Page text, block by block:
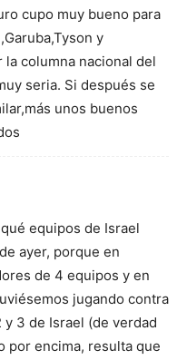
cupo muy bueno para
y
columna nacional del
seria. Si después se
unos buenos
equipos de Israel
ayer, porque en
de 4 equipos y en
jugando contra
3 de Israel (de verdad
por encima, resulta que